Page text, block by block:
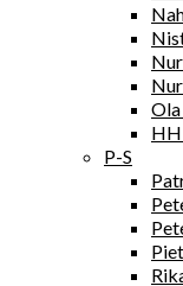
HH
P-S